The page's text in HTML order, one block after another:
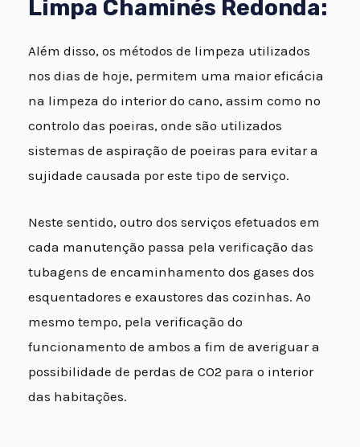
Limpa Chaminés Redonda:
Além disso, os métodos de limpeza utilizados
nos dias de hoje, permitem uma maior eficácia
na limpeza do interior do cano, assim como no
controlo das poeiras, onde são utilizados
sistemas de aspiração de poeiras para evitar a
sujidade causada por este tipo de serviço.
Neste sentido, outro dos serviços efetuados em
cada manutenção passa pela verificação das
tubagens de encaminhamento dos gases dos
esquentadores e exaustores das cozinhas. Ao
mesmo tempo, pela verificação do
funcionamento de ambos a fim de averiguar a
possibilidade de perdas de CO2 para o interior
das habitações.